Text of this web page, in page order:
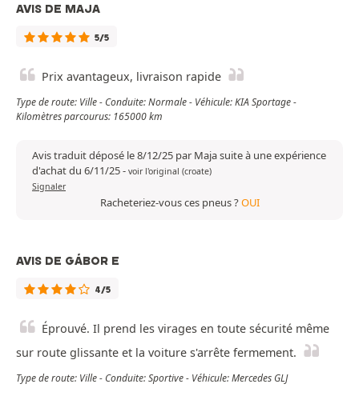
AVIS DE MAJA
5/5
Prix avantageux, livraison rapide
Type de route: Ville - Conduite: Normale - Véhicule: KIA Sportage -
Kilomètres parcourus: 165000 km
Avis traduit déposé le 8/12/25 par Maja suite à une expérience
d'achat du 6/11/25- voir l'original (croate)
Signaler
Racheteriez-vous ces pneus ?OUI
AVIS DE GÁBOR E
4/5
Éprouvé. Il prend les virages en toute sécurité même
sur route glissante et la voiture s'arrête fermement.
Type de route: Ville - Conduite: Sportive - Véhicule: Mercedes GLJ